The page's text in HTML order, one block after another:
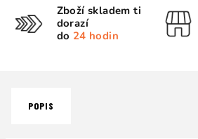
Zboží skladem ti
dorazí
do 24 hodin
POPIS